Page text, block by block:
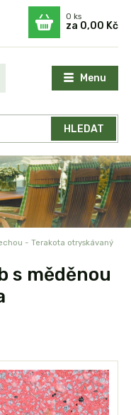
Menu
HLEDAT
0ks
za 0,00 Kč
- Terakota otryskávaný
s měděnou